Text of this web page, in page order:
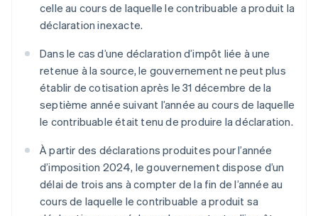
celle au cours de laquelle le contribuable a produit la
déclaration inexacte.
Dans le cas d’une déclaration d’impôt liée à une
retenue à la source, le gouvernement ne peut plus
établir de cotisation après le 31 décembre de la
septième année suivant l’année au cours de laquelle
le contribuable était tenu de produire la déclaration.
À partir des déclarations produites pour l’année
d’imposition 2024, le gouvernement dispose d’un
délai de trois ans à compter de la fin de l’année au
cours de laquelle le contribuable a produit sa